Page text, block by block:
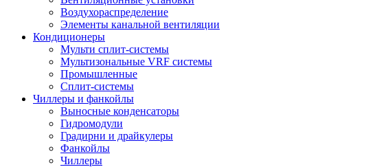
Воздухораспределение
Элементы канальной вентиляции
Кондиционеры
Мульти сплит-системы
Мультизональные VRF системы
Промышленные
Сплит-системы
Чиллеры и фанкойлы
Выносные конденсаторы
Гидромодули
Градирни и драйкулеры
Фанкойлы
Чиллеры